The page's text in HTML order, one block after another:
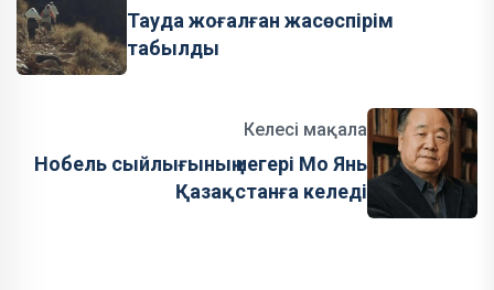
Тауда жоғалған жасөспірім
табылды
Келесі мақала
Нобель сыйлығының иегері Мо Янь
Қазақстанға келеді